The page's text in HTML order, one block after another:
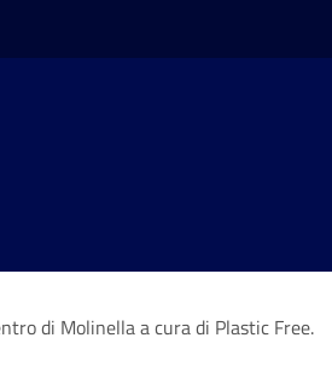
di Molinella a cura di Plastic Free.